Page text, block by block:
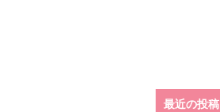
最近の投稿